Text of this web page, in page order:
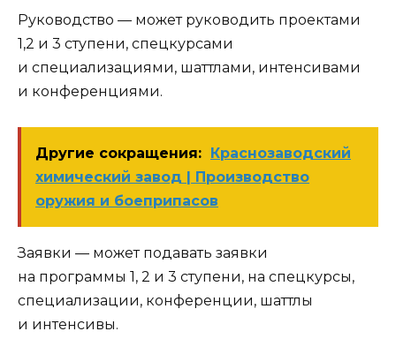
Руководство — может руководить проектами
1,2 и 3 ступени, спецкурсами
и специализациями, шаттлами, интенсивами
и конференциями.
Другие сокращения:
Краснозаводский
химический завод | Производство
оружия и боеприпасов
Заявки — может подавать заявки
на программы 1, 2 и 3 ступени, на спецкурсы,
специализации, конференции, шаттлы
и интенсивы.